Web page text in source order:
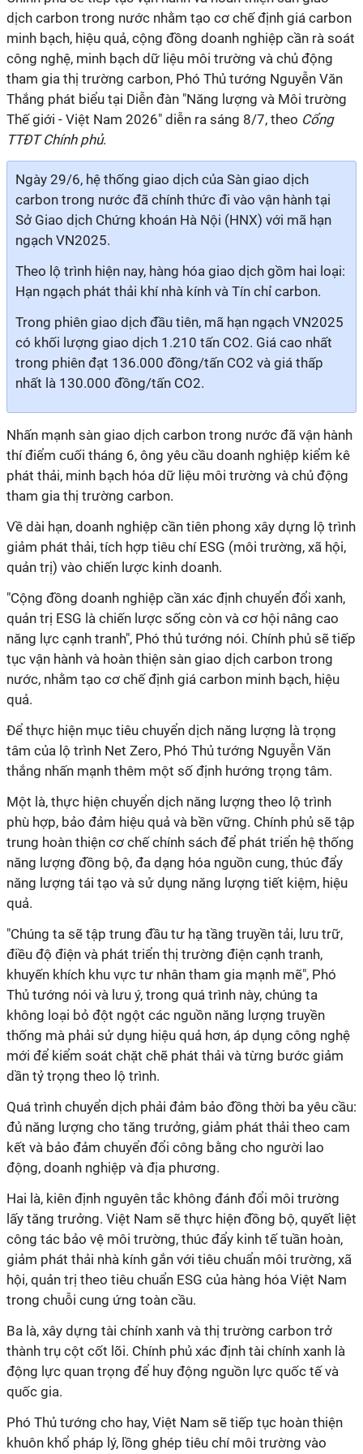
dịch carbon trong nước nhằm tạo cơ chế định giá carbon
minh bạch, hiệu quả, cộng đồng doanh nghiệp cần rà soát
công nghệ, minh bạch dữ liệu môi trường và chủ động
tham gia thị trường carbon, Phó Thủ tướng Nguyễn Văn
Thắng phát biểu tại Diễn đàn "Năng lượng và Môi trường
Thế giới - Việt Nam 2026" diễn ra sáng 8/7, theo Cổng
TTĐT Chính phủ.
Ngày 29/6, hệ thống giao dịch của Sàn giao dịch
carbon trong nước đã chính thức đi vào vận hành tại
Sở Giao dịch Chứng khoán Hà Nội (HNX) với mã hạn
ngạch VN2025.
Theo lộ trình hiện nay, hàng hóa giao dịch gồm hai loại:
Hạn ngạch phát thải khí nhà kính và Tín chỉ carbon.
Trong phiên giao dịch đầu tiên, mã hạn ngạch VN2025
có khối lượng giao dịch 1.210 tấn CO2. Giá cao nhất
trong phiên đạt 136.000 đồng/tấn CO2 và giá thấp
nhất là 130.000 đồng/tấn CO2.
Nhấn mạnh sàn giao dịch carbon trong nước đã vận hành
thí điểm cuối tháng 6, ông yêu cầu doanh nghiệp kiểm kê
phát thải, minh bạch hóa dữ liệu môi trường và chủ động
tham gia thị trường carbon.
Về dài hạn, doanh nghiệp cần tiên phong xây dựng lộ trình
giảm phát thải, tích hợp tiêu chí ESG (môi trường, xã hội,
quản trị) vào chiến lược kinh doanh.
"Cộng đồng doanh nghiệp cần xác định chuyển đổi xanh,
quản trị ESG là chiến lược sống còn và cơ hội nâng cao
năng lực cạnh tranh", Phó thủ tướng nói. Chính phủ sẽ tiếp
tục vận hành và hoàn thiện sàn giao dịch carbon trong
nước, nhằm tạo cơ chế định giá carbon minh bạch, hiệu
quả.
Để thực hiện mục tiêu chuyển dịch năng lượng là trọng
tâm của lộ trình Net Zero, Phó Thủ tướng Nguyễn Văn
thắng nhấn mạnh thêm một số định hướng trọng tâm.
Một là, thực hiện chuyển dịch năng lượng theo lộ trình
phù hợp, bảo đảm hiệu quả và bền vững. Chính phủ sẽ tập
trung hoàn thiện cơ chế chính sách để phát triển hệ thống
năng lượng đồng bộ, đa dạng hóa nguồn cung, thúc đẩy
năng lượng tái tạo và sử dụng năng lượng tiết kiệm, hiệu
quả.
"Chúng ta sẽ tập trung đầu tư hạ tầng truyền tải, lưu trữ,
điều độ điện và phát triển thị trường điện cạnh tranh,
khuyến khích khu vực tư nhân tham gia mạnh mẽ", Phó
Thủ tướng nói và lưu ý, trong quá trình này, chúng ta
không loại bỏ đột ngột các nguồn năng lượng truyền
thống mà phải sử dụng hiệu quả hơn, áp dụng công nghệ
mới để kiểm soát chặt chẽ phát thải và từng bước giảm
dần tỷ trọng theo lộ trình.
Quá trình chuyển dịch phải đảm bảo đồng thời ba yêu cầu:
đủ năng lượng cho tăng trưởng, giảm phát thải theo cam
kết và bảo đảm chuyển đổi công bằng cho người lao
động, doanh nghiệp và địa phương.
Hai là, kiên định nguyên tắc không đánh đổi môi trường
lấy tăng trưởng. Việt Nam sẽ thực hiện đồng bộ, quyết liệt
công tác bảo vệ môi trường, thúc đẩy kinh tế tuần hoàn,
giảm phát thải nhà kính gắn với tiêu chuẩn môi trường, xã
hội, quản trị theo tiêu chuẩn ESG của hàng hóa Việt Nam
trong chuỗi cung ứng toàn cầu.
Ba là, xây dựng tài chính xanh và thị trường carbon trở
thành trụ cột cốt lõi. Chính phủ xác định tài chính xanh là
động lực quan trọng để huy động nguồn lực quốc tế và
quốc gia.
Phó Thủ tướng cho hay, Việt Nam sẽ tiếp tục hoàn thiện
khuôn khổ pháp lý, lồng ghép tiêu chí môi trường vào